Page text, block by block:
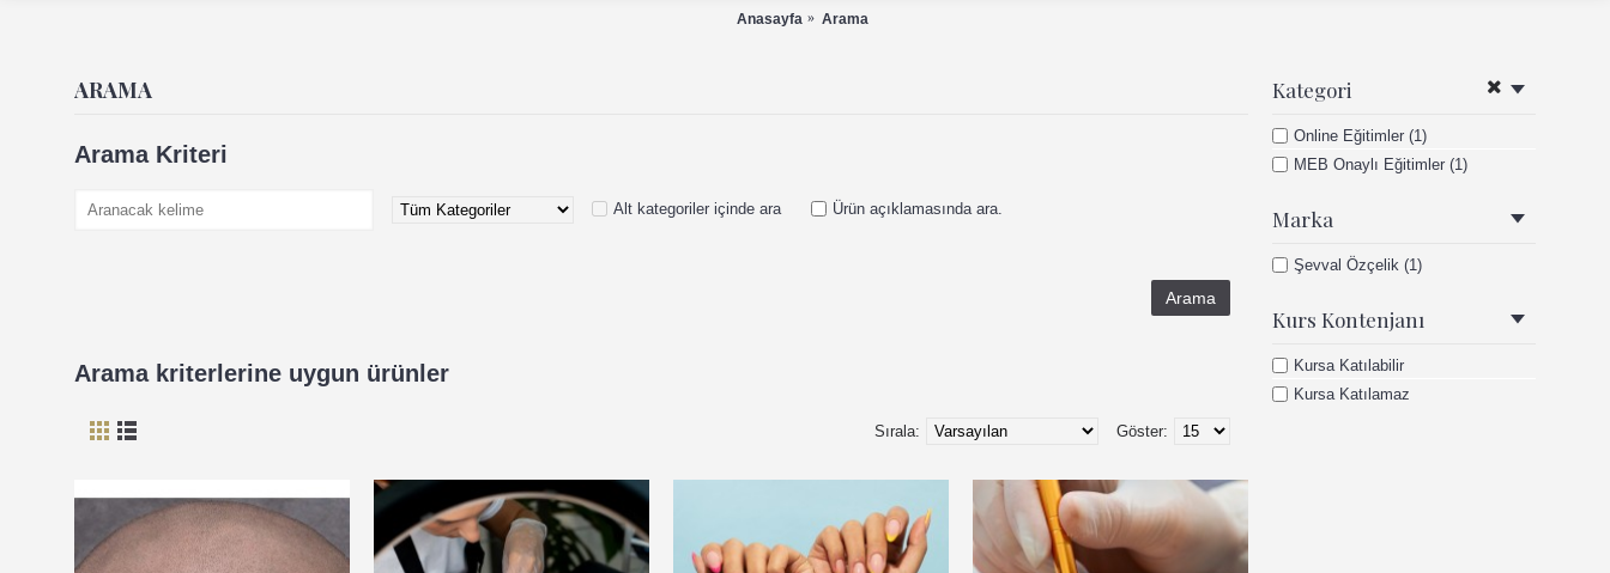
Anasayfa Arama
Kategori
Online Eğitimler (1)
MEB Onaylı Eğitimler (1)
Marka
Şevval Özçelik (1)
Kurs Kontenjanı
Kursa Katılabilir
Kursa Katılamaz
ARAMA
Arama Kriteri
Alt kategoriler içinde ara Ürün açıklamasında ara.
Arama kriterlerine uygun ürünler
Göster:
Sırala: